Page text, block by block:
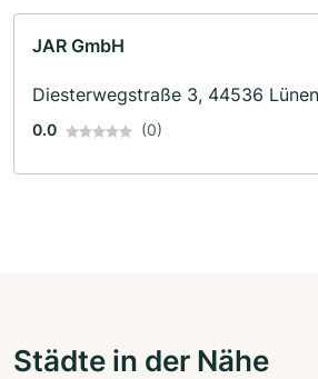
JAR GmbH
Diesterwegstraße 3, 44536 Lünen
0.0 (0)
Städte in der Nähe